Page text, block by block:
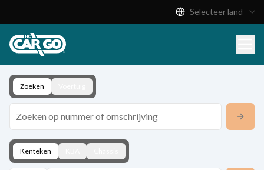
Download
Contact
Selecteer land
Zoeken
Kenteken